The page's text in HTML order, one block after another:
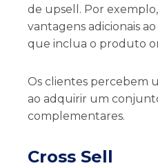
de upsell. Por
vantagens adicionais
que inclua o produto
Os clientes percebem
ao adquirir um
complementares.
Cross Sell